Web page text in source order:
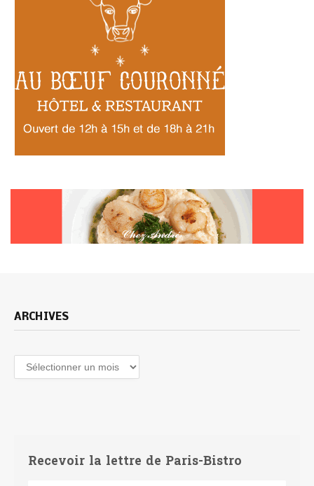
ARCHIVES
Archives
Recevoir la lettre de Paris-Bistro